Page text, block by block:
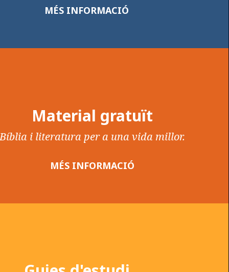
MÉS INFORMACIÓ
Material gratuït
Bíblia i literatura per a una vida millor.
MÉS INFORMACIÓ